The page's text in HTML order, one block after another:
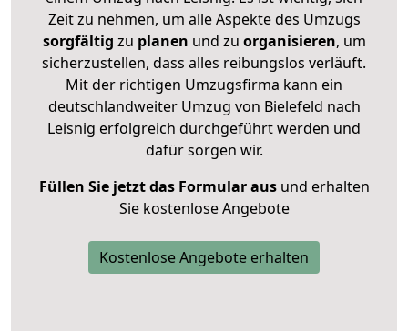
Zeit zu nehmen, um alle Aspekte des Umzugs
sorgfältig zu planen und zu organisieren, um
sicherzustellen, dass alles reibungslos verläuft.
Mit der richtigen Umzugsfirma kann ein
deutschlandweiter Umzug von Bielefeld nach
Leisnig erfolgreich durchgeführt werden und
dafür sorgen wir.
Füllen Sie jetzt das Formular ausund erhalten
Sie kostenlose Angebote
Kostenlose Angebote erhalten